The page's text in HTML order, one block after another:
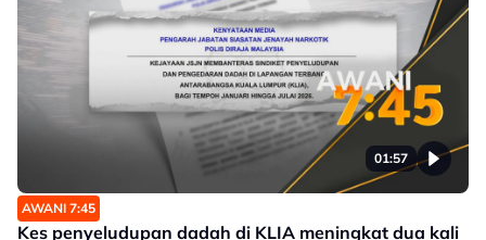
01:57
AWANI 7:45
Kes penyeludupan dadah di KLIA meningkat dua kali